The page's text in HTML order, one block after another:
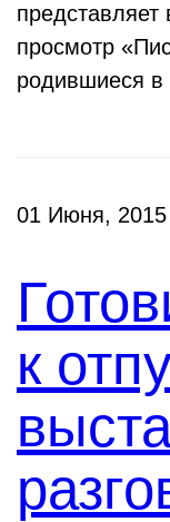
представляет
просмотр
родившиеся в
01 Июня, 2015
к